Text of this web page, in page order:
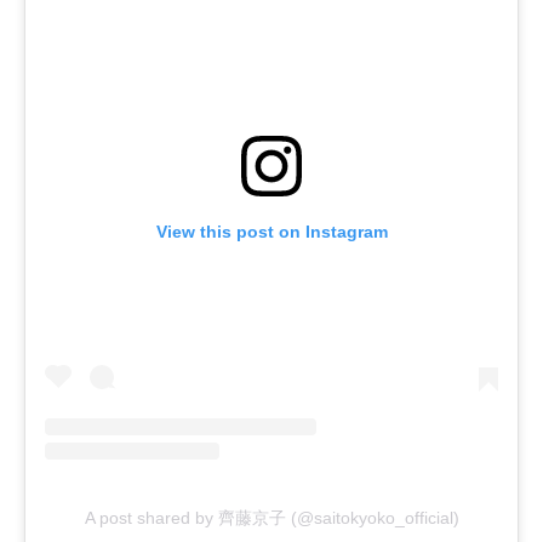
View this post on Instagram
A post shared by 齊藤京子 (@saitokyoko_official)